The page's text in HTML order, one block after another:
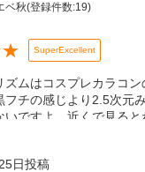
ベ秋(登録件数:19)
★ SuperExcellent
ズムはコスプレカラコ
フチの感じより2.5次元
いですよ。近くで見る
日投稿